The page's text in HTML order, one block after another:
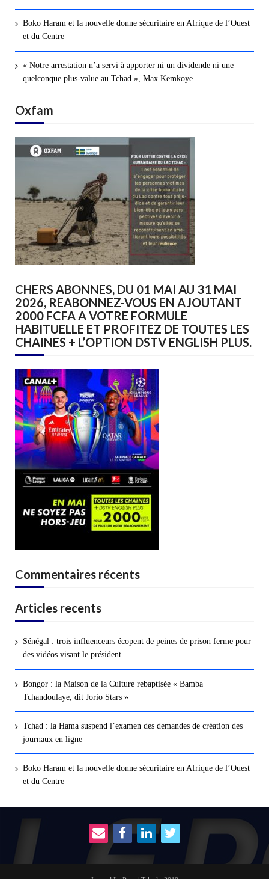
Boko Haram et la nouvelle donne sécuritaire en Afrique de l’Ouest
et du Centre
« Notre arrestation n’a servi à apporter ni un dividende ni une
quelconque plus-value au Tchad », Max Kemkoye
Oxfam
CHERS ABONNES, DU 01 MAI AU 31 MAI
2026, REABONNEZ-VOUS EN AJOUTANT
2000 FCFA A VOTRE FORMULE
HABITUELLE ET PROFITEZ DE TOUTES LES
CHAINES + L’OPTION DSTV ENGLISH PLUS.
Commentaires récents
Articles recents
Sénégal : trois influenceurs écopent de peines de prison ferme pour
des vidéos visant le président
Bongor : la Maison de la Culture rebaptisée « Bamba
Tchandoulaye, dit Jorio Stars »
Tchad : la Hama suspend l’examen des demandes de création des
journaux en ligne
Boko Haram et la nouvelle donne sécuritaire en Afrique de l’Ouest
et du Centre